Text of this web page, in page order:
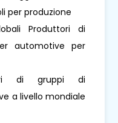
per produzione
Produttori di
automotive per
di gruppi di
a livello mondiale